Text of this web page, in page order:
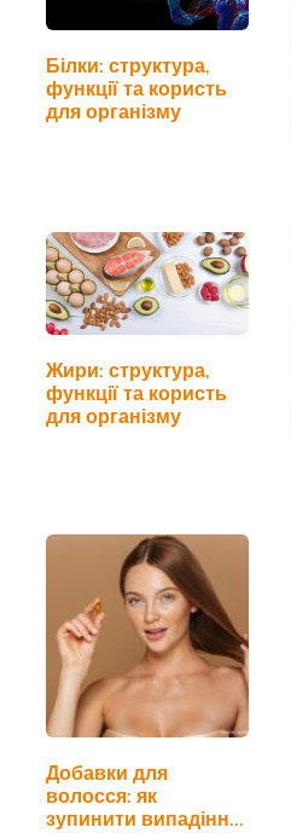
Білки: структура,
функції та користь
для організму
Жири: структура,
функції та користь
для організму
Добавки для
волосся: як
зупинити випадіння